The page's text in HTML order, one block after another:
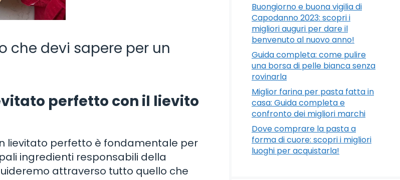
che devi sapere per un
perfetto con il lievito
lievitato perfetto è fondamentale per
ingredienti responsabili della
attraverso tutto quello che
Buongiorno e buona vigilia di
Capodanno 2023: scopri i
migliori auguri per dare il
benvenuto al nuovo anno!
Guida completa: come pulire
una borsa di pelle bianca senza
rovinarla
Miglior farina per pasta fatta in
casa: Guida completa e
confronto dei migliori marchi
Dove comprare la pasta a
forma di cuore: scopri i migliori
luoghi per acquistarla!